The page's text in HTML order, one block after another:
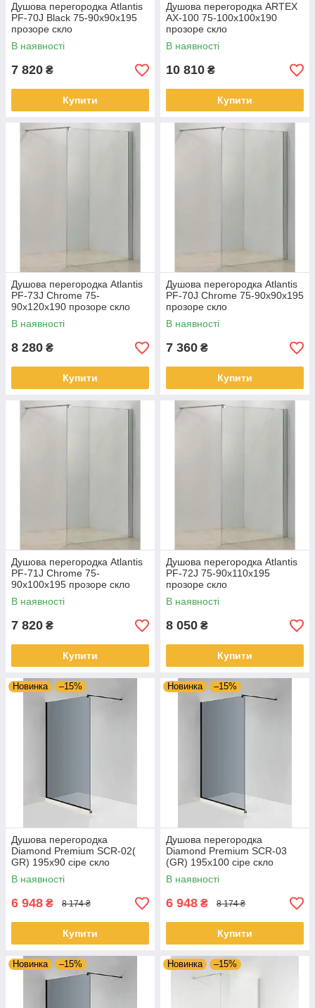
Душова перегородка Atlantis
PF-70J Black 75-90x90х195
прозоре скло
В наявності
7 820 ₴
Купити
Душова перегородка ARTEX
AX-100 75-100x100x190
прозоре скло
В наявності
10 810 ₴
Купити
Душова перегородка Atlantis
PF-73J Chrome 75-
90х120х190 прозоре скло
В наявності
8 280 ₴
Купити
Душова перегородка Atlantis
PF-70J Chrome 75-90x90х195
прозоре скло
В наявності
7 360 ₴
Купити
Душова перегородка Atlantis
PF-71J Chrome 75-
90х100х195 прозоре скло
В наявності
7 820 ₴
Купити
Душова перегородка Atlantis
PF-72J 75-90х110х195
прозоре скло
В наявності
8 050 ₴
Купити
Новинка –15%
Душова перегородка
Diamond Premium SCR-02(
GR) 195x90 сіре скло
В наявності
6 948 ₴ 8 174 ₴
Купити
Новинка –15%
Душова перегородка
Diamond Premium SCR-03
(GR) 195x100 сіре скло
В наявності
6 948 ₴ 8 174 ₴
Купити
Новинка –15% Новинка –15%